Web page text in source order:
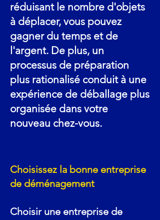
réduisant le nombre d'objets
à déplacer, vous pouvez
gagner du temps et de
l'argent. De plus, un
processus de préparation
plus rationalisé conduit à une
expérience de déballage plus
organisée dans votre
nouveau chez-vous.
Choisissez la bonne entreprise
de déménagement
Choisir une entreprise de